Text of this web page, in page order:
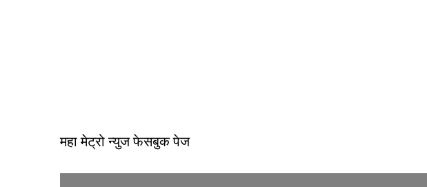
महा मेट्रो न्युज फेसबुक पेज